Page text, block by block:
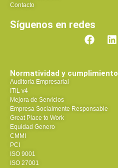
Contacto
Síguenos en redes
Normatividad y cumplimiento
Auditoria Empresarial
ITIL v4
Mejora de Servicios
Empresa Socialmente Responsable
Great Place to Work
Equidad Genero
CMMI
PCI
ISO 9001
ISO 27001